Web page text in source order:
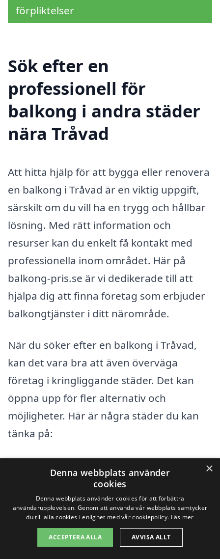
förpliktelser
Sök efter en
professionell för
balkong i andra städer
nära Tråvad
Att hitta hjälp för att bygga eller renovera
en balkong i Tråvad är en viktig uppgift,
särskilt om du vill ha en trygg och hållbar
lösning. Med rätt information och
resurser kan du enkelt få kontakt med
professionella inom området. Här på
balkong-pris.se är vi dedikerade till att
hjälpa dig att finna företag som erbjuder
balkongtjänster i ditt närområde.
När du söker efter en balkong i Tråvad,
kan det vara bra att även överväga
företag i kringliggande städer. Det kan
öppna upp för fler alternativ och
möjligheter. Här är några städer du kan
tänka på:
Herrljunga
Timmele
×
Denna webbplats använder
cookies
Denna webbplats använder cookies för att förbättra
användarupplevelsen. Genom att använda vår webbplats samtycker
du till alla cookies i enlighet med vår cookiepolicy. Läs mer
ACCEPTERA ALLA AVVISA ALLT